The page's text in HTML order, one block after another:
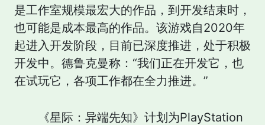
是工作室规模最宏大的作品，到开发结束时，
也可能是成本最高的作品。该游戏自2020年
起进入开发阶段，目前已深度推进，处于积极
开发中。德鲁克曼称：“我们正在开发它，也
在试玩它，各项工作都在全力推进。”
《星际：异端先知》计划为PlayStation